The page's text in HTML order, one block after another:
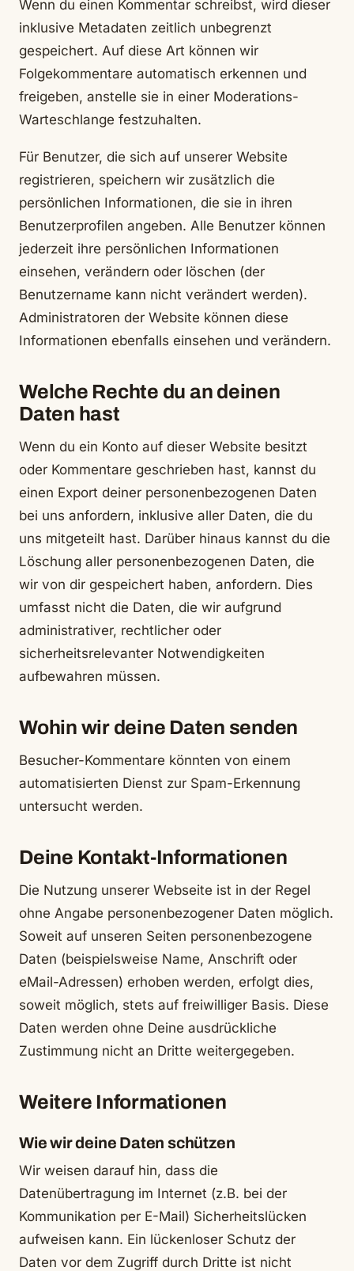
Wenn du einen Kommentar schreibst, wird dieser
inklusive Metadaten zeitlich unbegrenzt
gespeichert. Auf diese Art können wir
Folgekommentare automatisch erkennen und
freigeben, anstelle sie in einer Moderations-
Warteschlange festzuhalten.
Für Benutzer, die sich auf unserer Website
registrieren, speichern wir zusätzlich die
persönlichen Informationen, die sie in ihren
Benutzerprofilen angeben. Alle Benutzer können
jederzeit ihre persönlichen Informationen
einsehen, verändern oder löschen (der
Benutzername kann nicht verändert werden).
Administratoren der Website können diese
Informationen ebenfalls einsehen und verändern.
Welche Rechte du an deinen
Daten hast
Wenn du ein Konto auf dieser Website besitzt
oder Kommentare geschrieben hast, kannst du
einen Export deiner personenbezogenen Daten
bei uns anfordern, inklusive aller Daten, die du
uns mitgeteilt hast. Darüber hinaus kannst du die
Löschung aller personenbezogenen Daten, die
wir von dir gespeichert haben, anfordern. Dies
umfasst nicht die Daten, die wir aufgrund
administrativer, rechtlicher oder
sicherheitsrelevanter Notwendigkeiten
aufbewahren müssen.
Wohin wir deine Daten senden
Besucher-Kommentare könnten von einem
automatisierten Dienst zur Spam-Erkennung
untersucht werden.
Deine Kontakt-Informationen
Die Nutzung unserer Webseite ist in der Regel
ohne Angabe personenbezogener Daten möglich.
Soweit auf unseren Seiten personenbezogene
Daten (beispielsweise Name, Anschrift oder
eMail-Adressen) erhoben werden, erfolgt dies,
soweit möglich, stets auf freiwilliger Basis. Diese
Daten werden ohne Deine ausdrückliche
Zustimmung nicht an Dritte weitergegeben.
Weitere Informationen
Wie wir deine Daten schützen
Wir weisen darauf hin, dass die
Datenübertragung im Internet (z.B. bei der
Kommunikation per E-Mail) Sicherheitslücken
aufweisen kann. Ein lückenloser Schutz der
Daten vor dem Zugriff durch Dritte ist nicht